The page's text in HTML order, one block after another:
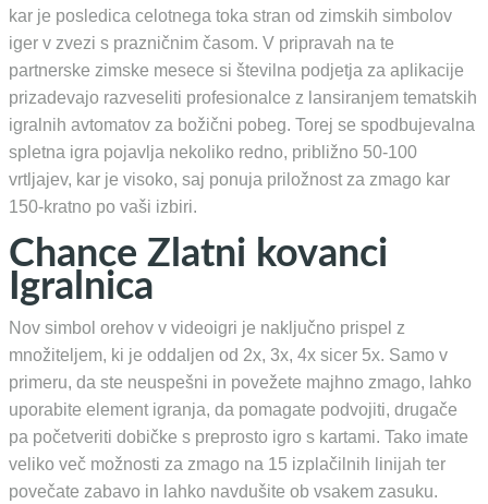
kar je posledica celotnega toka stran od zimskih simbolov
iger v zvezi s prazničnim časom. V pripravah na te
partnerske zimske mesece si številna podjetja za aplikacije
prizadevajo razveseliti profesionalce z lansiranjem tematskih
igralnih avtomatov za božični pobeg. Torej se spodbujevalna
spletna igra pojavlja nekoliko redno, približno 50-100
vrtljajev, kar je visoko, saj ponuja priložnost za zmago kar
150-kratno po vaši izbiri.
Chance Zlatni kovanci
Igralnica
Nov simbol orehov v videoigri je naključno prispel z
množiteljem, ki je oddaljen od 2x, 3x, 4x sicer 5x. Samo v
primeru, da ste neuspešni in povežete majhno zmago, lahko
uporabite element igranja, da pomagate podvojiti, drugače
pa početveriti dobičke s preprosto igro s kartami. Tako imate
veliko več možnosti za zmago na 15 izplačilnih linijah ter
povečate zabavo in lahko navdušite ob vsakem zasuku.